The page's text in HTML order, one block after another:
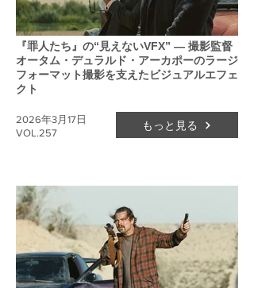
『罪人たち』の“見えないVFX” ― 撮影監督
オータム・デュラルド・アーカポーのラージ
フォーマット撮影を支えたビジュアルエフェ
クト
VOL.257
2026年3月17日 もっと見る